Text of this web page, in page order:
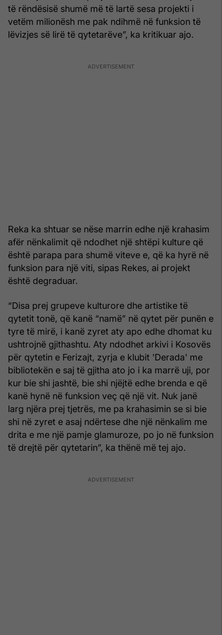
të rëndësisë shumë më të lartë sesa projekti i
vetëm milionësh me pak ndihmë në funksion të
lëvizjes së lirë të qytetarëve”, ka kritikuar ajo.
Reka ka shtuar se nëse marrin edhe një krahasim
afër nënkalimit që ndodhet një shtëpi kulture që
është parapa para shumë viteve e, që ka hyrë në
funksion para një viti, sipas Rekes, ai projekt
është degraduar.
“Disa prej grupeve kulturore dhe artistike të
qytetit tonë, që kanë “namë” në qytet për punën e
tyre të mirë, i kanë zyret aty apo edhe dhomat ku
ushtrojnë gjithashtu. Aty ndodhet arkivi i Kosovës
për qytetin e Ferizajt, zyrja e klubit 'Derada' me
bibliotekën e saj të gjitha ato jo i ka marrë uji, por
kur bie shi jashtë, bie shi njëjtë edhe brenda e që
kanë hynë në funksion veç që një vit. Nuk janë
larg njëra prej tjetrës, me pa krahasimin se si bie
shi në zyret e asaj ndërtese dhe një nënkalim me
drita e me një pamje glamuroze, po jo në funksion
të drejtë për qytetarin”, ka thënë më tej ajo.